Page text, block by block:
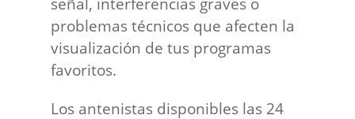
problemas técnicos que afecten la
visualización de tus programas
favoritos.
Los antenistas disponibles las 24